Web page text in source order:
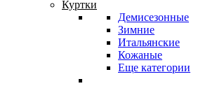
Куртки
Демисезонные
Зимние
Итальянские
Кожаные
Еще категории